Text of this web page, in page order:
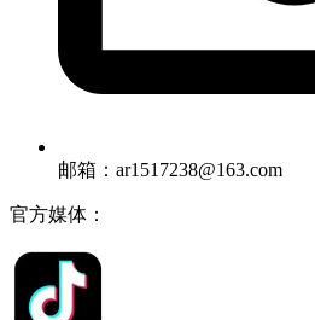
邮箱：ar1517238@163.com
官方媒体：